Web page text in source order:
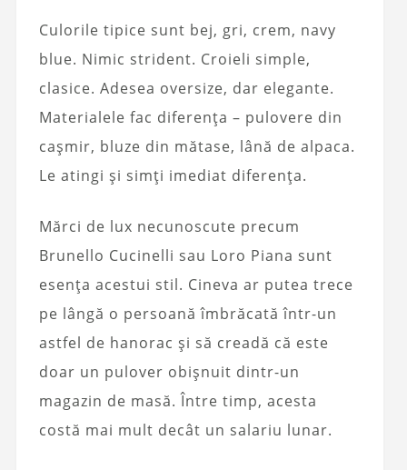
Culorile tipice sunt bej, gri, crem, navy
blue. Nimic strident. Croieli simple,
clasice. Adesea oversize, dar elegante.
Materialele fac diferența – pulovere din
cașmir, bluze din mătase, lână de alpaca.
Le atingi și simți imediat diferența.
Mărci de lux necunoscute precum
Brunello Cucinelli sau Loro Piana sunt
esența acestui stil. Cineva ar putea trece
pe lângă o persoană îmbrăcată într-un
astfel de hanorac și să creadă că este
doar un pulover obișnuit dintr-un
magazin de masă. Între timp, acesta
costă mai mult decât un salariu lunar.